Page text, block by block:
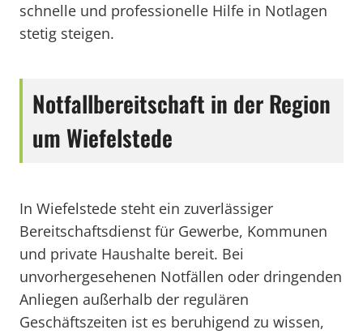
schnelle und professionelle Hilfe in Notlagen
stetig steigen.
Notfallbereitschaft in der Region
um Wiefelstede
In Wiefelstede steht ein zuverlässiger
Bereitschaftsdienst für Gewerbe, Kommunen
und private Haushalte bereit. Bei
unvorhergesehenen Notfällen oder dringenden
Anliegen außerhalb der regulären
Geschäftszeiten ist es beruhigend zu wissen,